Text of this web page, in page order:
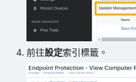
前往設定索引標籤。